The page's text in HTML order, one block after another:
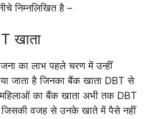
निम्नलिखित है –
खाता
का लाभ पहले चरण में उन्हीं
जाता है जिनका बैंक खाता DBT से
का बैंक खाता अभी तक DBT
जिसकी वजह से उनके खाते में पैसे नहीं